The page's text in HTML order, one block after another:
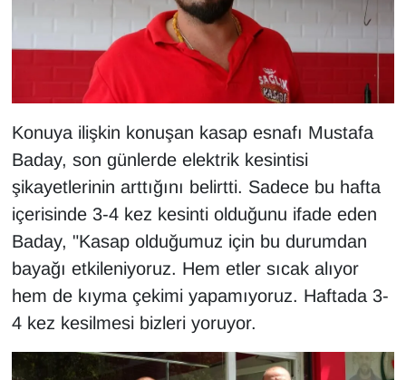
Konuya ilişkin konuşan kasap esnafı Mustafa
Baday, son günlerde elektrik kesintisi
şikayetlerinin arttığını belirtti. Sadece bu hafta
içerisinde 3-4 kez kesinti olduğunu ifade eden
Baday, "Kasap olduğumuz için bu durumdan
bayağı etkileniyoruz. Hem etler sıcak alıyor
hem de kıyma çekimi yapamıyoruz. Haftada 3-
4 kez kesilmesi bizleri yoruyor.
ONE EKONOMİ
POLİTİKA
RÖPORTAJ
SAĞLIK
Seri İlan
Sinema - TV
SİYASET